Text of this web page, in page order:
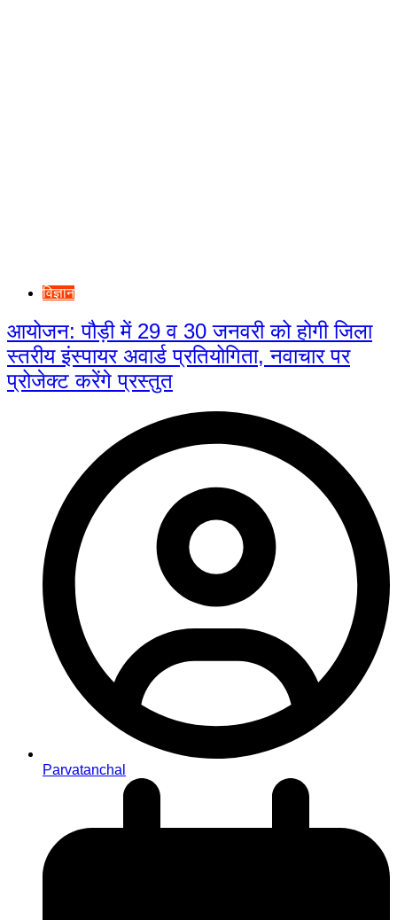
विज्ञान
आयोजन: पौड़ी में 29 व 30 जनवरी को होगी जिला
स्तरीय इंस्पायर अवार्ड प्रतियोगिता, नवाचार पर
प्रोजेक्ट करेंगे प्रस्तुत
Parvatanchal